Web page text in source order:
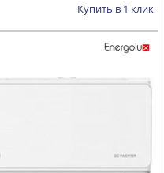
Купить в 1 клик